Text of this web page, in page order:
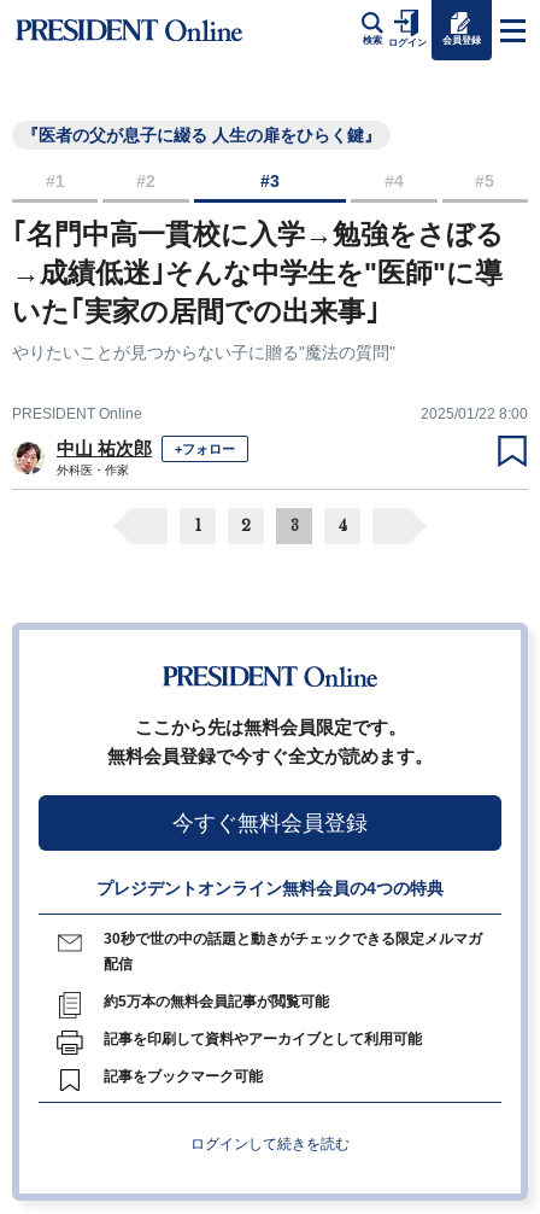
検索 ログイン 会員登録
『医者の父が息子に綴る 人生の扉をひらく鍵』
#1 #2 #3 #4 #5
｢名門中高一貫校に入学→勉強をさぼる
→成績低迷｣そんな中学生を"医師"に導
いた｢実家の居間での出来事｣
やりたいことが見つからない子に贈る"魔法の質問"
PRESIDENT Online 2025/01/22 8:00
中山 祐次郎 +フォロー
外科医・作家
1 2 3 4
ここから先は無料会員限定です。
無料会員登録で今すぐ全文が読めます。
今すぐ無料会員登録
プレジデントオンライン無料会員の4つの特典
30秒で世の中の話題と動きがチェックできる限定メルマガ
配信
約5万本の無料会員記事が閲覧可能
記事を印刷して資料やアーカイブとして利用可能
記事をブックマーク可能
ログインして続きを読む